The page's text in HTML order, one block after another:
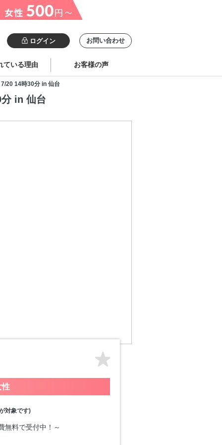
ログイン お問い合わせ
ている理由 お客様の声
20 14時30分 in 仙台
in 仙台
性
対象です)
無料で受付中！～